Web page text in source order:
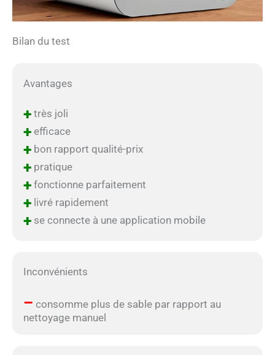
Bilan du test
Avantages
+très joli
+efficace
+bon rapport qualité-prix
+pratique
+fonctionne parfaitement
+livré rapidement
+se connecte à une application mobile
Inconvénients
– consomme plus de sable par rapport au
nettoyage manuel